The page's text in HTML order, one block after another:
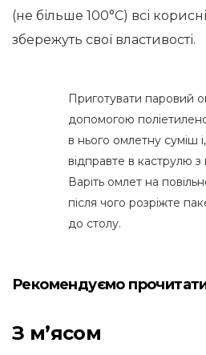
(не більше 100°С) всі
збережуть свої властивості.
Приготувати паровий
допомогою
в нього омлетну суміш
відправте в каструлю
Варіть омлет на
після чого розріжте
до столу.
Рекомендуємо
З м’ясом